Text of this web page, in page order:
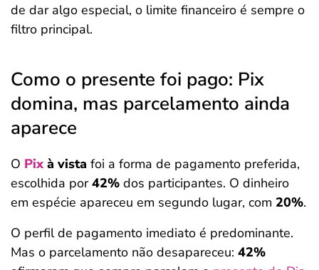
de dar algo especial, o limite financeiro é sempre o
filtro principal.
Como o presente foi pago: Pix
domina, mas parcelamento ainda
aparece
O Pix à vista foi a forma de pagamento preferida,
escolhida por42% dos participantes. O dinheiro
em espécie apareceu em segundo lugar, com 20%.
O perfil de pagamento imediato é predominante.
Mas o parcelamento não desapareceu: 42%